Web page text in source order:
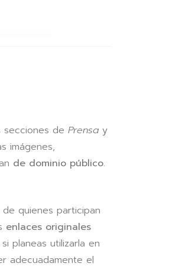
secciones de Prensa y
imágenes,
de dominio público.
quienes participan
enlaces originales
planeas utilizarla en
adecuadamente el